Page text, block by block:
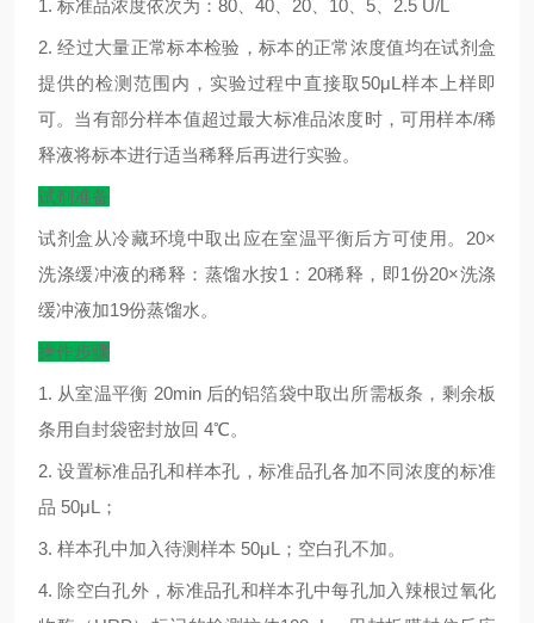
1. 标准品浓度依次为： 80 40 20 10 5 2.5 U/L
2.经过大量正常标本检验，标本的正常浓度值均在试剂盒
提供的检测范围内，实验过程中直接取 50μL 样本上样即
可。当有部分样本值超过最大标准品浓度时，可用样本/稀
释液将标本进行适当稀释后再进行实验。
试剂准备
试剂盒从冷藏环境中取出应在室温平衡后方可使用。 20×
洗涤缓冲液的稀释：蒸馏水按1 ： 20稀释，即1份20×洗涤
缓冲液加19份蒸馏水。
操作步骤
1. 从室温平衡 20min 后的铝箔袋中取出所需板条，剩余板
条用自封袋密封放回 4℃。
2.设置标准品孔和样本孔，标准品孔各加不同浓度的标准
品 50μL ；
3. 样本孔中加入待测样本 50μL ；空白孔不加。
4. 除空白孔外，标准品孔和样本孔中每孔加入辣根过氧化